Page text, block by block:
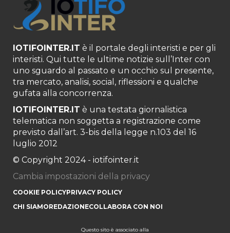
IOTIFOINTER.IT è il portale degli interisti e per gli
interisti. Qui tutte le ultime notizie sull’Inter con
uno sguardo al passato e un occhio sul presente,
tra mercato, analisi, social, riflessioni e qualche
gufata alla concorrenza.
IOTIFOINTER.IT è una testata giornalistica
telematica non soggetta a registrazione come
previsto dall’art. 3-bis della legge n.103 del 16
luglio 2012
© Copyright 2024 - iotifointer.it
Cambia impostazioni della privacy
COOKIE POLICYPRIVACY POLICY
CHI SIAMOREDAZIONECOLLABORA CON NOI
Questo sito è associato alla